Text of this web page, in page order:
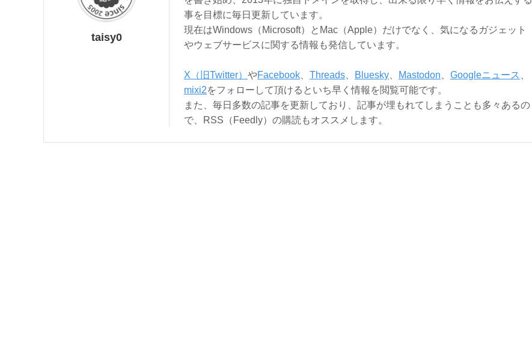
taisy0
事を目標に毎日更新しています。
現在はWindows（Microsoft）とMac（Apple）だけでなく、気になるガジェット
やウェブサービスに関する情報も発信しています。
X（旧Twitter） やFacebook Threads Bluesky Mastodon Googleニュース
mixi2をフォローして頂けるといち早く情報を閲覧可能です。
また、毎日多数の記事を更新しており、記事が埋もれてしまうことも多々あるの
で、RSS（Feedly）の購読もオススメします。